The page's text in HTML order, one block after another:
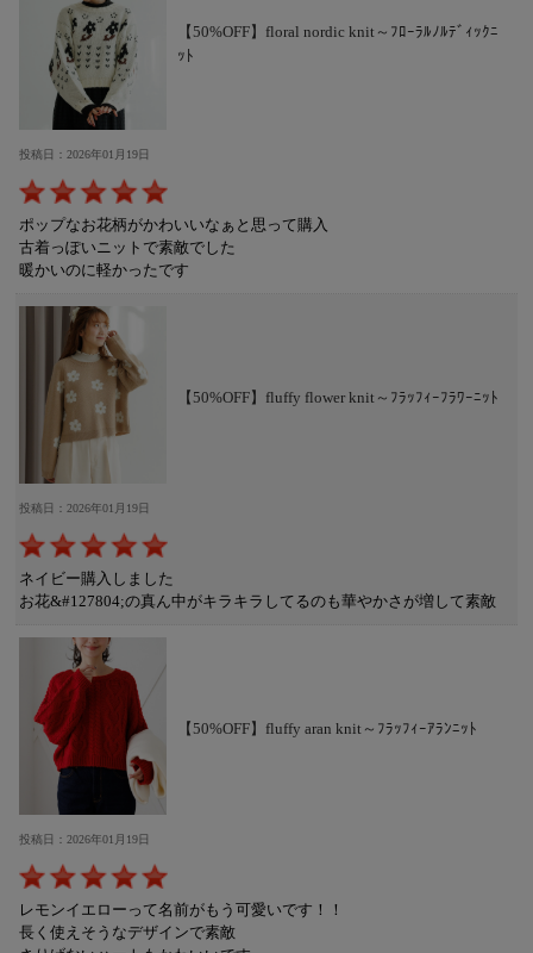
【50%OFF】floral nordic knit～ﾌﾛｰﾗﾙﾉﾙﾃﾞｨｯｸﾆ
ｯﾄ
投稿日：2026年01月19日
ポップなお花柄がかわいいなぁと思って購入
古着っぽいニットで素敵でした
暖かいのに軽かったです
【50%OFF】fluffy flower knit～ﾌﾗｯﾌｨｰﾌﾗﾜｰﾆｯﾄ
投稿日：2026年01月19日
ネイビー購入しました
お花&#127804;の真ん中がキラキラしてるのも華やかさが増して素敵
【50%OFF】fluffy aran knit～ﾌﾗｯﾌｨｰｱﾗﾝﾆｯﾄ
投稿日：2026年01月19日
レモンイエローって名前がもう可愛いです！！
長く使えそうなデザインで素敵